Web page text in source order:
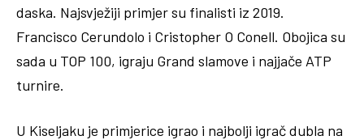
daska. Najsvježiji primjer su finalisti iz 2019.
Francisco Cerundolo i Cristopher O Conell. Obojica su
sada u TOP 100, igraju Grand slamove i najjače ATP
turnire.
U Kiseljaku je primjerice igrao i najbolji igrač dubla na